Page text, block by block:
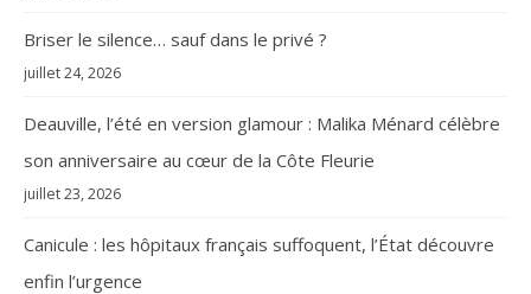
Briser le silence… sauf dans le privé ?
juillet 24, 2026
Deauville, l’été en version glamour : Malika Ménard célèbre
son anniversaire au cœur de la Côte Fleurie
juillet 23, 2026
Canicule : les hôpitaux français suffoquent, l’État découvre
enfin l’urgence